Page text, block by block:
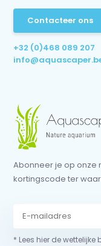
Contacteer ons
+32 (0)468 089 207
Abonneer je op onze
kortingscode ter
* Lees hier de wettelijke